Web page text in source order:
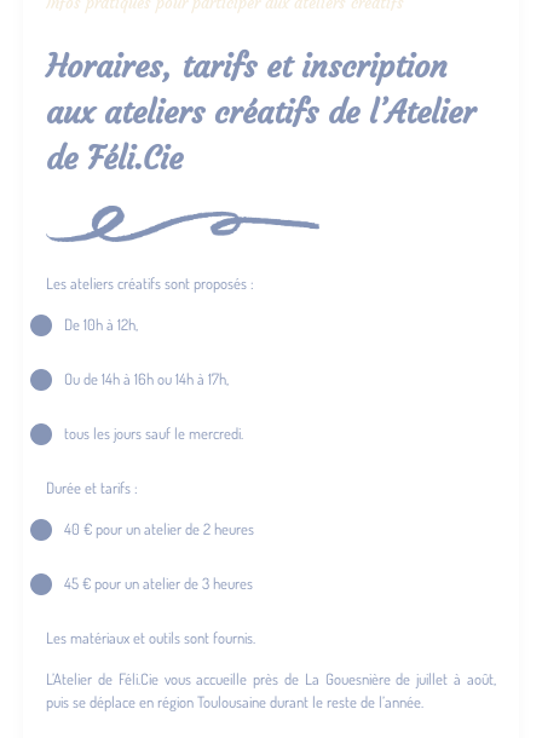
Horaires, tarifs et inscription
aux ateliers créatifs de l’Atelier
de Féli.Cie
Les ateliers créatifs sont proposés :
De 10h à 12h,
Ou de 14h à 16h ou 14h à 17h,
tous les jours sauf le mercredi.
Durée et tarifs :
40 € pour un atelier de 2 heures
45 € pour un atelier de 3 heures
Les matériaux et outils sont fournis.
L’Atelier de Féli.Cie vous accueille près de La Gouesnière de juillet à août,
puis se déplace en région Toulousaine durant le reste de l’année.